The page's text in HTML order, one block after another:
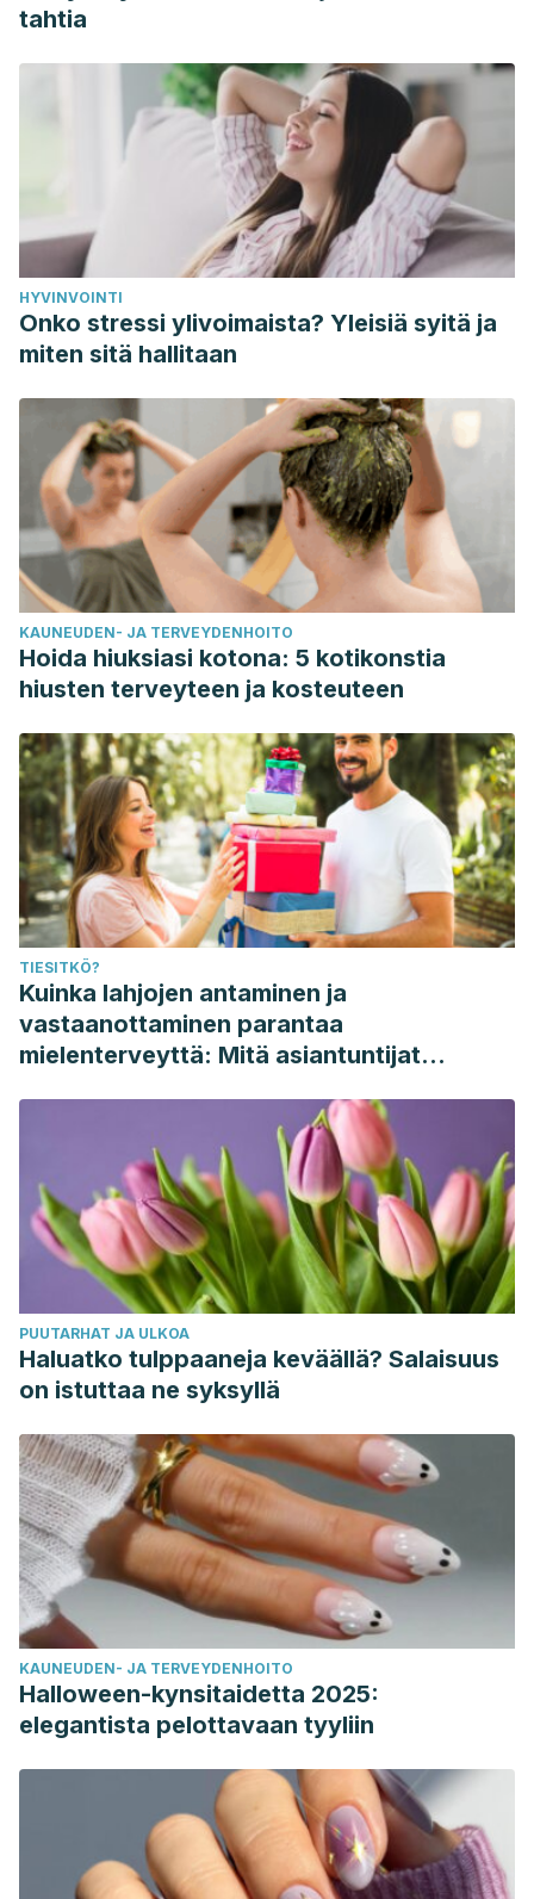
2008. 91 (3): 400-7.
tahtia
HYVINVOINTI
Onko stressi ylivoimaista? Yleisiä syitä ja
miten sitä hallitaan
KAUNEUDEN- JA TERVEYDENHOITO
Hoida hiuksiasi kotona: 5 kotikonstia
hiusten terveyteen ja kosteuteen
TIESITKÖ?
Kuinka lahjojen antaminen ja
vastaanottaminen parantaa
mielenterveyttä: Mitä asiantuntijat
PUUTARHAT JA ULKOA
Haluatko tulppaaneja keväällä? Salaisuus
on istuttaa ne syksyllä
KAUNEUDEN- JA TERVEYDENHOITO
Halloween-kynsitaidetta 2025:
elegantista pelottavaan tyyliin